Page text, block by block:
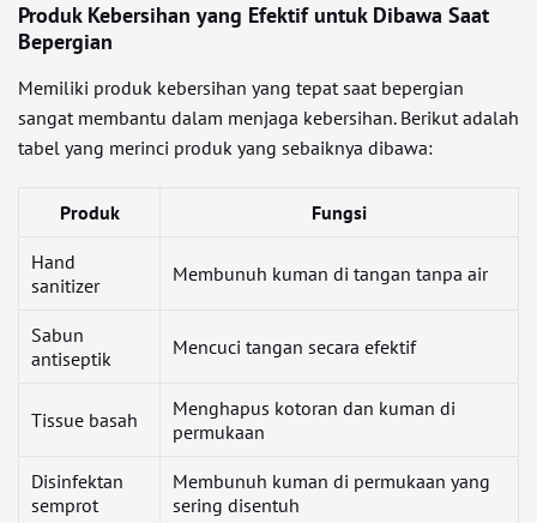
Produk Kebersihan yang Efektif untuk Dibawa Saat
Bepergian
Memiliki produk kebersihan yang tepat saat bepergian
sangat membantu dalam menjaga kebersihan. Berikut adalah
tabel yang merinci produk yang sebaiknya dibawa:
Produk Fungsi
Hand
sanitizer
Membunuh kuman di tangan tanpa air
Sabun
antiseptik
Mencuci tangan secara efektif
Tissue basah
Menghapus kotoran dan kuman di
permukaan
Disinfektan
semprot
Membunuh kuman di permukaan yang
sering disentuh